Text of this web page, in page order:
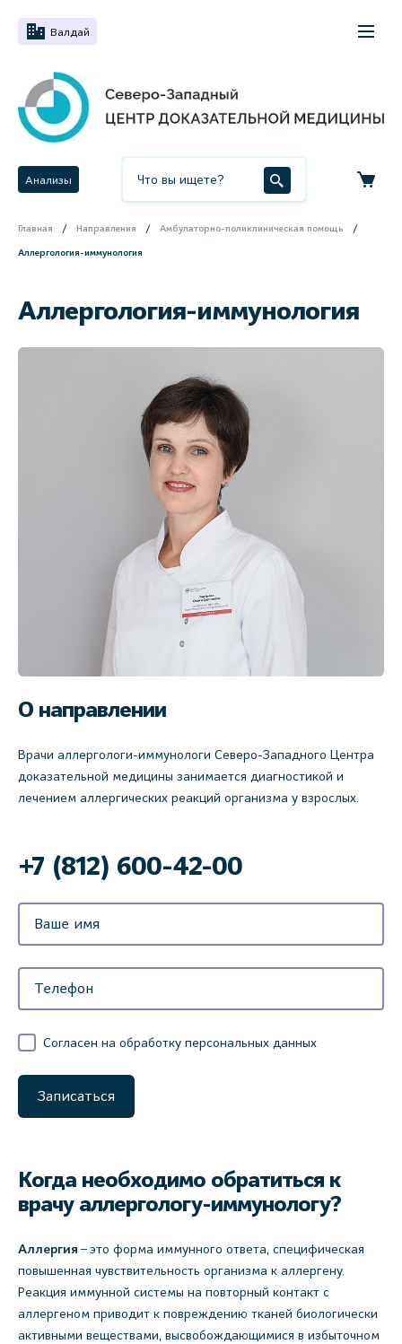
Валдай
Анализы
Главная Направления Амбулаторно-поликлиническая помощь
Аллергология-иммунология
Аллергология-иммунология
О направлении
Врачи аллергологи-иммунологи Северо-Западного Центра
доказательной медицины занимается диагностикой и
лечением аллергических реакций организма у взрослых.
‌+7 (812) 600-42-00
Согласен на обработку персональных данных
Записаться
Когда необходимо обратиться к
врачу аллергологу-иммунологу?
Аллергия – это форма иммунного ответа, специфическая
повышенная чувствительность организма к аллергену.
Реакция иммунной системы на повторный контакт с
аллергеном приводит к повреждению тканей биологически
активными веществами, высвобождающимися в избыточном